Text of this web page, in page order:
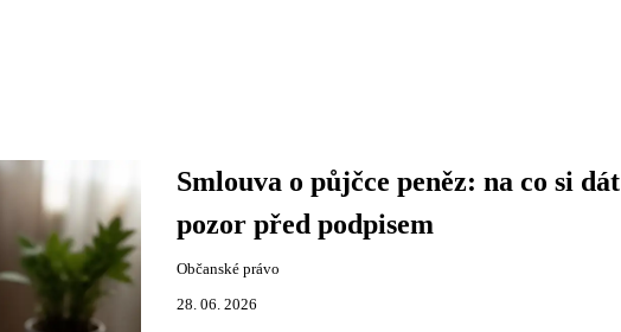
Smlouva o půjčce peněz: na co si dát
pozor před podpisem
Občanské právo
28. 06. 2026